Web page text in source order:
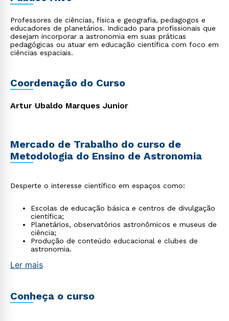
Professores de ciências, física e geografia, pedagogos e
educadores de planetários. Indicado para profissionais que
desejam incorporar a astronomia em suas práticas
pedagógicas ou atuar em educação científica com foco em
ciências espaciais.
Coordenação do Curso
Artur Ubaldo Marques Junior
Mercado de Trabalho do curso de
Metodologia do Ensino de Astronomia
Desperte o interesse científico em espaços como:
Escolas de educação básica e centros de divulgação
científica;
Planetários, observatórios astronômicos e museus de
ciência;
Produção de conteúdo educacional e clubes de
astronomia.
Ler mais
Conheça o curso